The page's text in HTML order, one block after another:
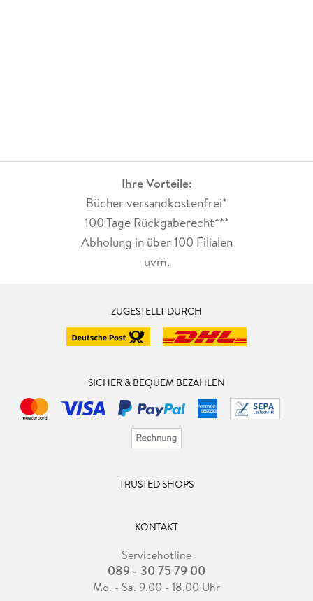
Ihre Vorteile:
Bücher versandkostenfrei*
100 Tage Rückgaberecht***
Abholung in über 100 Filialen
uvm.
ZUGESTELLT DURCH
SICHER & BEQUEM BEZAHLEN
TRUSTED SHOPS
KONTAKT
Servicehotline
089 - 30 75 79 00
Mo. - Sa. 9.00 - 18.00 Uhr